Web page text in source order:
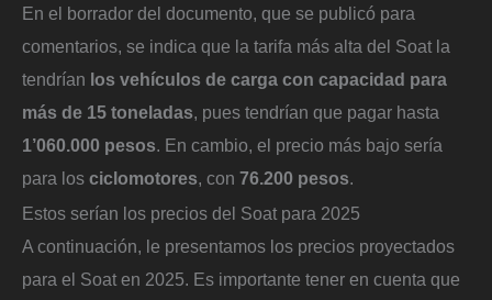
En el borrador del documento, que se publicó para
comentarios, se indica que la tarifa más alta del Soat la
tendrían los vehículos de carga con capacidad para
más de 15 toneladas, pues tendrían que pagar hasta
1’060.000 pesos. En cambio, el precio más bajo sería
para los ciclomotores, con 76.200 pesos.
Estos serían los precios del Soat para 2025
A continuación, le presentamos los precios proyectados
para el Soat en 2025. Es importante tener en cuenta que